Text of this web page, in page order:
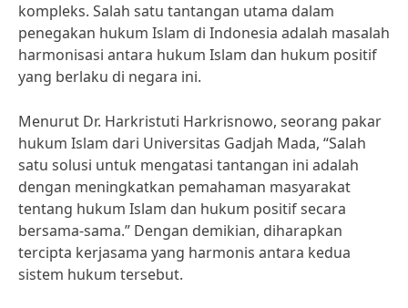
kompleks. Salah satu tantangan utama dalam
penegakan hukum Islam di Indonesia adalah masalah
harmonisasi antara hukum Islam dan hukum positif
yang berlaku di negara ini.
Menurut Dr. Harkristuti Harkrisnowo, seorang pakar
hukum Islam dari Universitas Gadjah Mada, “Salah
satu solusi untuk mengatasi tantangan ini adalah
dengan meningkatkan pemahaman masyarakat
tentang hukum Islam dan hukum positif secara
bersama-sama.” Dengan demikian, diharapkan
tercipta kerjasama yang harmonis antara kedua
sistem hukum tersebut.